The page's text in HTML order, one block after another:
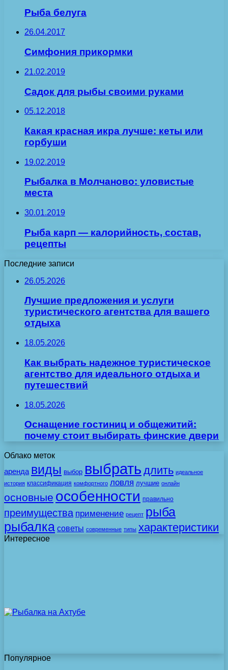
Рыба белуга
26.04.2017
Симфония прикормки
21.02.2019
Садок для рыбы своими руками
05.12.2018
Какая красная икра лучше: кеты или
горбуши
19.02.2019
Рыбалка в Молчаново: уловистые
места
30.01.2019
Рыба карп — калорийность, состав,
рецепты
Последние записи
26.05.2026
Лучшие предложения и услуги
туристического агентства для вашего
отдыха
18.05.2026
Как выбрать надежное туристическое
агентство для идеального отдыха и
путешествий
18.05.2026
Оснащение гостиниц и общежитий:
почему стоит выбирать финские двери
Облако меток
аренда виды выбор выбрать длить идеальное
история классификация комфортного ловля лучшие онлайн
основные особенности правильно
преимущества применение рецепт рыба
рыбалка советы современные типы характеристики
Интересное
Популярное